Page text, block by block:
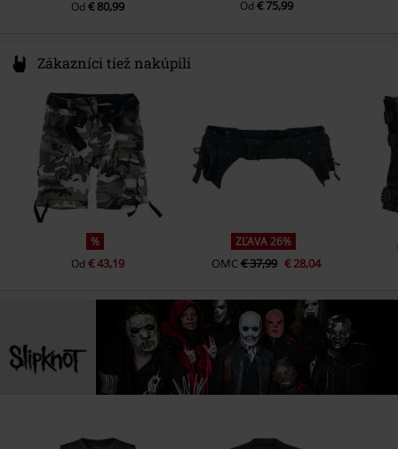
Od € 80,99 Od € 75,99
Zákazníci tiež nakúpili
%
Od € 43,19
ZĽAVA 26%
OMC€ 37,99 € 28,04